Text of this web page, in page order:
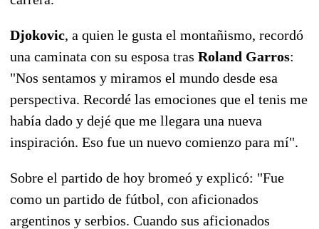
Djokovic, a quien le gusta el montañismo, recordó
una caminata con su esposa tras Roland Garros:
"Nos sentamos y miramos el mundo desde esa
perspectiva. Recordé las emociones que el tenis me
había dado y dejé que me llegara una nueva
inspiración. Eso fue un nuevo comienzo para mí".
Sobre el partido de hoy bromeó y explicó: "Fue
como un partido de fútbol, con aficionados
argentinos y serbios. Cuando sus aficionados